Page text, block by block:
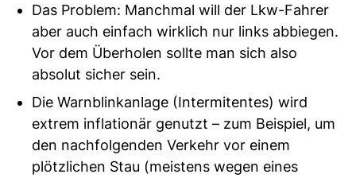
Das Problem: Manchmal will der Lkw-Fahrer
aber auch einfach wirklich nur links abbiegen.
Vor dem Überholen sollte man sich also
absolut sicher sein.
Die Warnblinkanlage (Intermitentes) wird
extrem inflationär genutzt – zum Beispiel, um
den nachfolgenden Verkehr vor einem
plötzlichen Stau (meistens wegen eines